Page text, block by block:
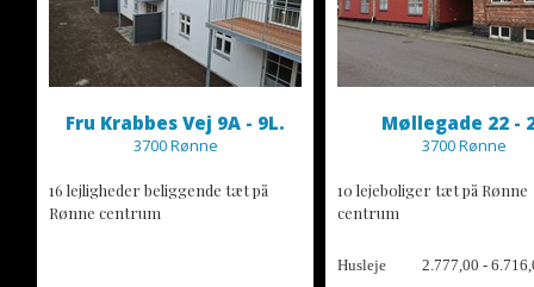
Fru Krabbes Vej 9A - 9L.
3700 Rønne
16 lejligheder beliggende tæt på
Rønne centrum
Møllegade 22 -
3700 Rønne
10 lejeboliger tæt på Rønne
centrum
Husleje 2.777,00 -